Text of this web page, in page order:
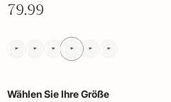
79.99
Wählen Sie Ihre Größe